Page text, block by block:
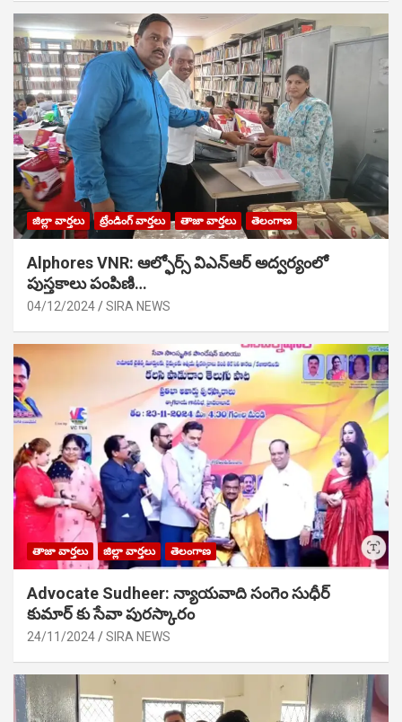
జిల్లా వార్తలు ట్రేండింగ్ వార్తలు తాజా వార్తలు తెలంగాణ
Alphores VNR: ఆల్ఫోర్స్ విఎన్ఆర్ అద్వర్యంలో
పుస్తకాలు పంపిణి…
04/12/2024 SIRA NEWS
తాజా వార్తలు జిల్లా వార్తలు తెలంగాణ
Advocate Sudheer: న్యాయవాది సంగెం సుధీర్
కుమార్ కు సేవా పురస్కారం
24/11/2024 SIRA NEWS